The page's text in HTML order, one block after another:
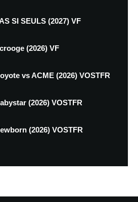
SI SEULS (2027) VF
(2026) VF
vs ACME (2026) VOSTFR
(2026) VOSTFR
(2026) VOSTFR